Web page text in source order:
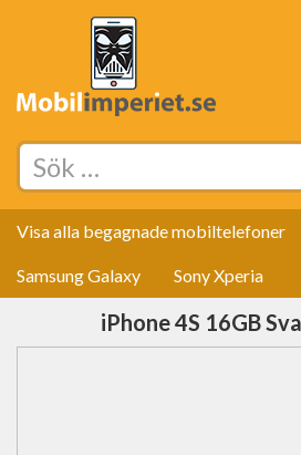
Sök
efter:
Visa alla begagnade mobiltelefoner
Samsung Galaxy Sony Xperia
iPhone 4S 16GB